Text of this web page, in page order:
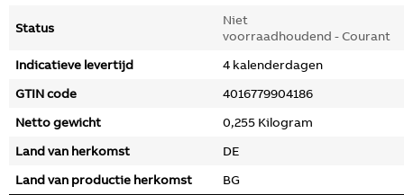
Status
Niet
voorraadhoudend - Courant
Indicatieve levertijd
4 kalenderdagen
GTIN code
4016779904186
Netto gewicht
0,255 Kilogram
Land van herkomst
DE
Land van productie herkomst
BG